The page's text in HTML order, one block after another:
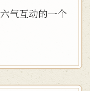
气互动的一个